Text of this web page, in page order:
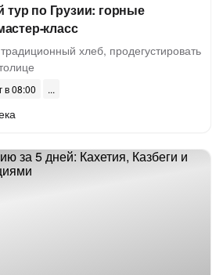
по Грузии: горные
класс
хлеб, продегустировать
в 08:00